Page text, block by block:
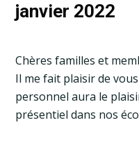
janvier 2022
Chères familles et
Il me fait plaisir de
personnel aura le
présentiel dans nos